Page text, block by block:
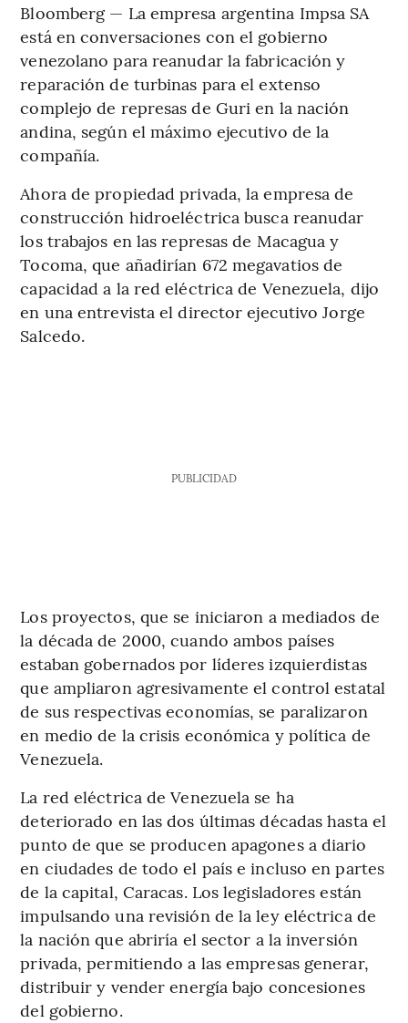
Bloomberg — La empresa argentina Impsa SA
está en conversaciones con el gobierno
venezolano para reanudar la fabricación y
reparación de turbinas para el extenso
complejo de represas de Guri en la nación
andina, según el máximo ejecutivo de la
compañía.
Ahora de propiedad privada, la empresa de
construcción hidroeléctrica busca reanudar
los trabajos en las represas de Macagua y
Tocoma, que añadirían 672 megavatios de
capacidad a la red eléctrica de Venezuela, dijo
en una entrevista el director ejecutivo Jorge
Salcedo.
PUBLICIDAD
Los proyectos, que se iniciaron a mediados de
la década de 2000, cuando ambos países
estaban gobernados por líderes izquierdistas
que ampliaron agresivamente el control estatal
de sus respectivas economías, se paralizaron
en medio de la crisis económica y política de
Venezuela.
La red eléctrica de Venezuela se ha
deteriorado en las dos últimas décadas hasta el
punto de que se producen apagones a diario
en ciudades de todo el país e incluso en partes
de la capital, Caracas. Los legisladores están
impulsando una revisión de la ley eléctrica de
la nación que abriría el sector a la inversión
privada, permitiendo a las empresas generar,
distribuir y vender energía bajo concesiones
del gobierno.